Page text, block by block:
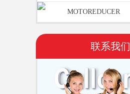
MOTOREDUCER
联系我们